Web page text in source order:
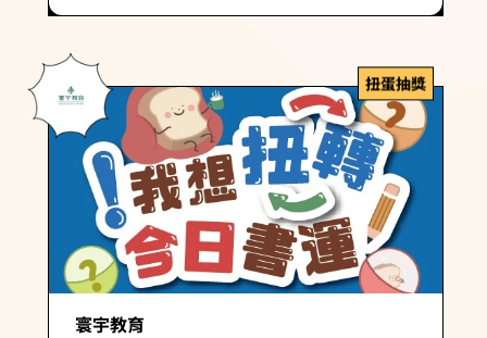
寰宇教育
扭蛋抽獎